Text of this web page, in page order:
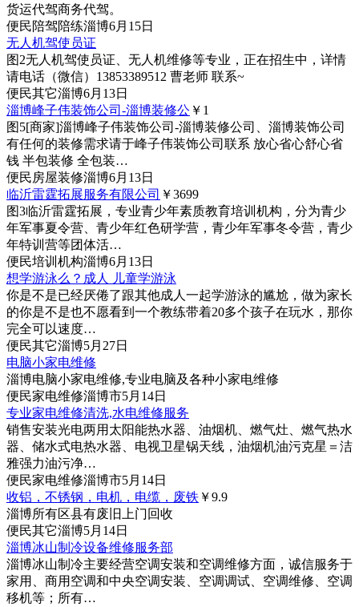
货运代驾商务代驾。
便民陪驾陪练淄博6月15日
无人机驾使员证
图2无人机驾使员证、无人机维修等专业，正在招生中，详情
请电话（微信）13853389512 曹老师 联系~
便民其它淄博6月13日
淄博峰子伟装饰公司-淄博装修公 ￥1
图5[商家]淄博峰子伟装饰公司-淄博装修公司、淄博装饰公司
有任何的装修需求请于峰子伟装饰公司联系 放心省心舒心省
钱 半包装修 全包装…
便民房屋装修淄博6月13日
临沂雷霆拓展服务有限公司 ￥3699
图3临沂雷霆拓展，专业青少年素质教育培训机构，分为青少
年军事夏令营、青少年红色研学营，青少年军事冬令营，青少
年特训营等团体活…
便民培训机构淄博6月13日
想学游泳么？成人 儿童学游泳
你是不是已经厌倦了跟其他成人一起学游泳的尴尬，做为家长
的你是不是也不愿看到一个教练带着20多个孩子在玩水，那你
完全可以速度…
便民其它淄博5月27日
电脑小家电维修
淄博电脑小家电维修,专业电脑及各种小家电维修
便民家电维修淄博市5月14日
专业家电维修清洗,水电维修服务
销售安装光电两用太阳能热水器、油烟机、燃气灶、燃气热水
器、储水式电热水器、电视卫星锅天线，油烟机油污克星＝洁
雅强力油污净…
便民家电维修淄博市5月14日
收铝，不锈钢，电机，电缆，废铁 ￥9.9
淄博所有区县有废旧上门回收
便民其它淄博5月14日
淄博冰山制冷设备维修服务部
淄博冰山制冷主要经营空调安装和空调维修方面，诚信服务于
家用、商用空调和中央空调安装、空调调试、空调维修、空调
移机等；所有…